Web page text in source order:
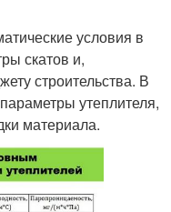
условия в
скатов и,
строительства. В
утеплителя,
материала.